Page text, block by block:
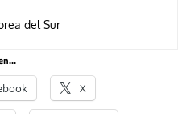
del Sur
X